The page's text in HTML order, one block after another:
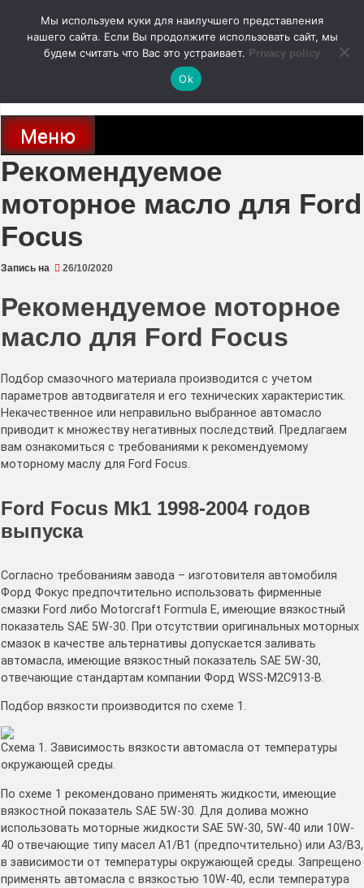
содержимому
autodoc24.ru
Новости про современные автомобили и не только, новинки зарубежного
и отечественного автопрома
Меню
Рекомендуемое
моторное масло для Ford
Focus
Запись на 26/10/2020
Рекомендуемое моторное
масло для Ford Focus
Подбор смазочного материала производится с учетом
параметров автодвигателя и его технических характеристик.
Некачественное или неправильно выбранное автомасло
приводит к множеству негативных последствий. Предлагаем
вам ознакомиться с требованиями к рекомендуемому
моторному маслу для Ford Focus.
Ford Focus Mk1 1998-2004 годов
выпуска
Согласно требованиям завода – изготовителя автомобиля
Форд Фокус предпочтительно использовать фирменные
смазки Ford либо Motorcraft Formula E, имеющие вязкостный
показатель SAE 5W-30. При отсутствии оригинальных моторных
смазок в качестве альтернативы допускается заливать
автомасла, имеющие вязкостный показатель SAE 5W-30,
отвечающие стандартам компании Форд WSS-M2C913-B.
Подбор вязкости производится по схеме 1.
Схема 1. Зависимость вязкости автомасла от температуры
окружающей среды.
По схеме 1 рекомендовано применять жидкости, имеющие
вязкостной показатель SAE 5W-30. Для долива можно
использовать моторные жидкости SAE 5W-30, 5W-40 или 10W-
40 отвечающие типу масел А1/В1 (предпочтительно) или А3/В3,
в зависимости от температуры окружающей среды. Запрещено
применять автомасла с вязкостью 10W-40, если температура
Мы используем куки для наилучшего представления
нашего сайта. Если Вы продолжите использовать сайт, мы
будем считать что Вас это устраивает. Privacy policy
Ok